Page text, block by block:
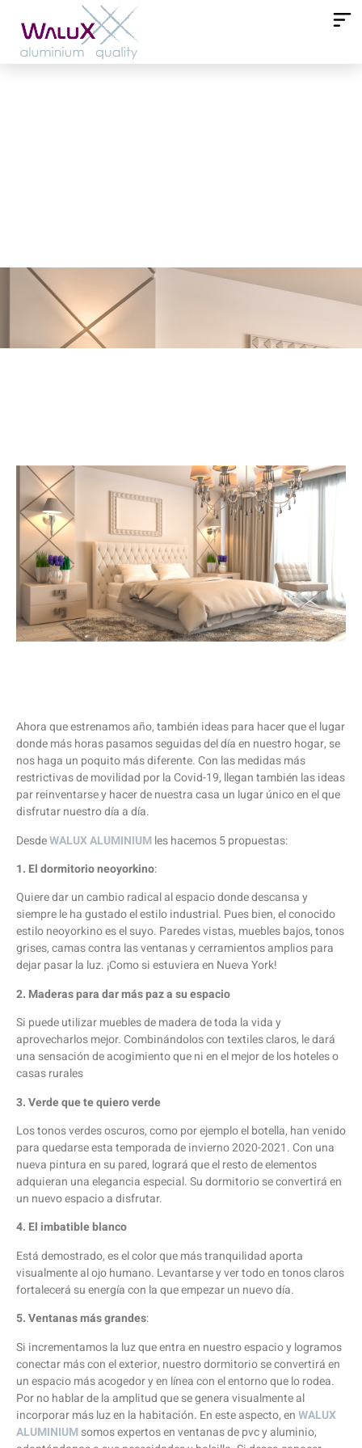
Ahora que estrenamos año, también ideas para hacer que el lugar
donde más horas pasamos seguidas del día en nuestro hogar, se
nos haga un poquito más diferente. Con las medidas más
restrictivas de movilidad por la Covid-19, llegan también las ideas
par reinventarse y hacer de nuestra casa un lugar único en el que
disfrutar nuestro día a día.
DesdeWALUX ALUMINIUMles hacemos 5 propuestas:
1. El dormitorio neoyorkino:
Quiere dar un cambio radical al espacio donde descansa y
siempre le ha gustado el estilo industrial. Pues bien, el conocido
estilo neoyorkino es el suyo. Paredes vistas, muebles bajos, tonos
grises, camas contra las ventanas y cerramientos amplios para
dejar pasar la luz. ¡Como si estuviera en Nueva York!
2. Maderas para dar más paz a su espacio
Si puede utilizar muebles de madera de toda la vida y
aprovecharlos mejor. Combinándolos con textiles claros, le dará
una sensación de acogimiento que ni en el mejor de los hoteles o
casas rurales
3. Verde que te quiero verde
Los tonos verdes oscuros, como por ejemplo el botella, han venido
para quedarse esta temporada de invierno 2020-2021. Con una
nueva pintura en su pared, logrará que el resto de elementos
adquieran una elegancia especial. Su dormitorio se convertirá en
un nuevo espacio a disfrutar.
4. El imbatible blanco
Está demostrado, es el color que más tranquilidad aporta
visualmente al ojo humano. Levantarse y ver todo en tonos claros
fortalecerá su energía con la que empezar un nuevo día.
5. Ventanas más grandes:
Si incrementamos la luz que entra en nuestro espacio y logramos
conectar más con el exterior, nuestro dormitorio se convertirá en
un espacio más acogedor y en línea con el entorno que lo rodea.
Por no hablar de la amplitud que se genera visualmente al
incorporar más luz en la habitación. En este aspecto, enWALUX
ALUMINIUMsomos expertos en ventanas de pvc y aluminio,